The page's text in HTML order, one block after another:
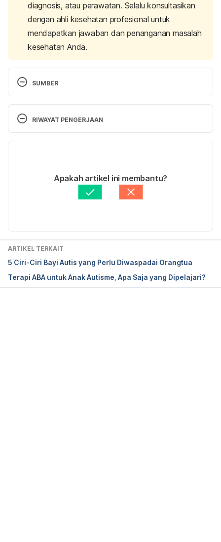
diagnosis, atau perawatan. Selalu konsultasikan
dengan ahli kesehatan profesional untuk
mendapatkan jawaban dan penanganan masalah
kesehatan Anda.
SUMBER
http://www.health.com/autism/autism-facts#fact-
autism-feature-toddler Diakses pada 23 Mei 2018.
https://www.verywellhealth.com/top-autism-facts-
to-share-260617 Diakses pada 23 Mei 2018.
RIWAYAT PENGERJAAN
Ditulis oleh Novita Joseph
Ditinjau secara medis oleh
dr. Tania Savitri
Diperbarui oleh: Nanda Saputri
Apakah artikel ini membantu?
ARTIKEL TERKAIT
5 Ciri-Ciri Bayi Autis yang Perlu Diwaspadai Orangtua
Terapi ABA untuk Anak Autisme, Apa Saja yang Dipelajari?